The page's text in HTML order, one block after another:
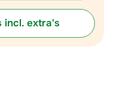
incl. extra's